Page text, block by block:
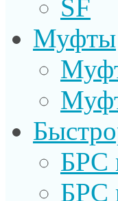
SF
Муфты
БРС
БРС